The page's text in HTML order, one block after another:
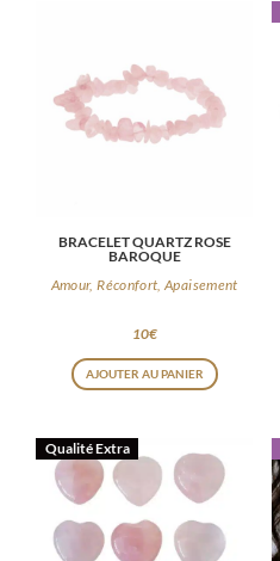
BRACELET QUARTZ ROSE
BAROQUE
Amour, Réconfort, Apaisement
10€
AJOUTER AU PANIER
Qualité Extra